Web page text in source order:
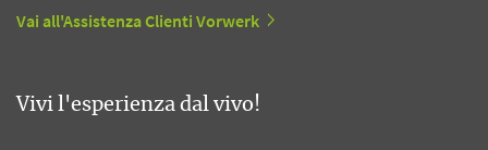
Vai all'Assistenza Clienti Vorwerk
Vivi l'esperienza dal vivo!